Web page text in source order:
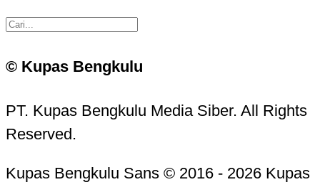
© Kupas Bengkulu
PT. Kupas Bengkulu Media Siber. All Rights
Reserved.
Kupas Bengkulu Sans © 2016 - 2026 Kupas